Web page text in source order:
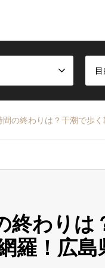
間の終わりは？干潮で歩
終わりは
羅！広島